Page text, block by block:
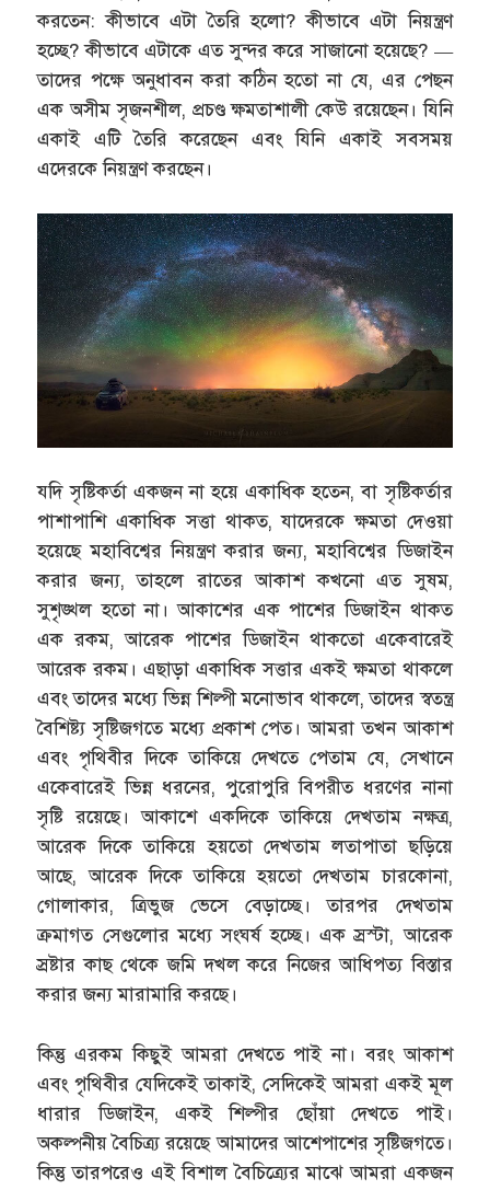
করতেন: কীভাবে এটা তৈরি হলো? কীভাবে এটা নিয়ন্ত্রণ
হচ্ছে? কীভাবে এটাকে এত সুন্দর করে সাজানো হয়েছে? —
তাদের পক্ষে অনুধাবন করা কঠিন হতো না যে, এর পেছন
এক অসীম সৃজনশীল, প্রচণ্ড ক্ষমতাশালী কেউ রয়েছেন। যিনি
একাই এটি তৈরি করেছেন এবং যিনি একাই সবসময়
এদেরকে নিয়ন্ত্রণ করছেন।
যদি সৃষ্টিকর্তা একজন না হয়ে একাধিক হতেন, বা সৃষ্টিকর্তার
পাশাপাশি একাধিক সত্তা থাকত, যাদেরকে ক্ষমতা দেওয়া
হয়েছে মহাবিশ্বের নিয়ন্ত্রণ করার জন্য, মহাবিশ্বের ডিজাইন
করার জন্য, তাহলে রাতের আকাশ কখনো এত সুষম,
সুশৃঙ্খল হতো না। আকাশের এক পাশের ডিজাইন থাকত
এক রকম, আরেক পাশের ডিজাইন থাকতো একেবারেই
আরেক রকম। এছাড়া একাধিক সত্তার একই ক্ষমতা থাকলে
এবং তাদের মধ্যে ভিন্ন শিল্পী মনোভাব থাকলে, তাদের স্বতন্ত্র
বৈশিষ্ট্য সৃষ্টিজগতে মধ্যে প্রকাশ পেত। আমরা তখন আকাশ
এবং পৃথিবীর দিকে তাকিয়ে দেখতে পেতাম যে, সেখানে
একেবারেই ভিন্ন ধরনের, পুরোপুরি বিপরীত ধরণের নানা
সৃষ্টি রয়েছে। আকাশে একদিকে তাকিয়ে দেখতাম নক্ষত্র,
আরেক দিকে তাকিয়ে হয়তো দেখতাম লতাপাতা ছড়িয়ে
আছে, আরেক দিকে তাকিয়ে হয়তো দেখতাম চারকোনা,
গোলাকার, ত্রিভুজ ভেসে বেড়াচ্ছে। তারপর দেখতাম
ক্রমাগত সেগুলোর মধ্যে সংঘর্ষ হচ্ছে। এক স্রস্টা, আরেক
স্রষ্টার কাছ থেকে জমি দখল করে নিজের আধিপত্য বিস্তার
করার জন্য মারামারি করছে।
কিন্তু এরকম কিছুই আমরা দেখতে পাই না। বরং আকাশ
এবং পৃথিবীর যেদিকেই তাকাই, সেদিকেই আমরা একই মূল
ধারার ডিজাইন, একই শিল্পীর ছোঁয়া দেখতে পাই।
অকল্পনীয় বৈচিত্র্য রয়েছে আমাদের আশেপাশের সৃষ্টিজগতে।
কিন্তু তারপরেও এই বিশাল বৈচিত্র্যের মাঝে আমরা একজন